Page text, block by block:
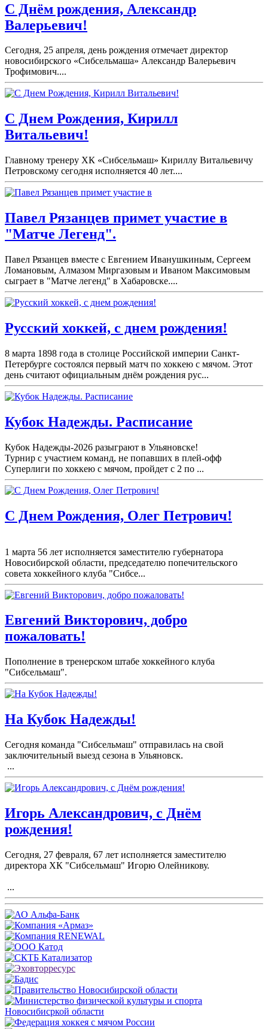
С Днём рождения, Александр
Валерьевич!
Сегодня, 25 апреля, день рождения отмечает директор
новосибирского «Сибсельмаша» Александр Валерьевич
Трофимович....
С Днем Рождения, Кирилл
Витальевич!
Главному тренеру ХК «Сибсельмаш» Кириллу Витальевичу
Петровскому сегодня исполняется 40 лет....
Павел Рязанцев примет участие в
"Матче Легенд".
Павел Рязанцев вместе с Евгением Иванушкиным, Сергеем
Ломановым, Алмазом Миргазовым и Иваном Максимовым
сыграет в "Матче легенд" в Хабаровске....
Русский хоккей, с днем рождения!
8 марта 1898 года в столице Российской империи Санкт-
Петербурге состоялся первый матч по хоккею с мячом. Этот
день считают официальным днём рождения рус...
Кубок Надежды. Расписание
Кубок Надежды-2026 разыграют в Ульяновске!
Турнир с участием команд, не попавших в плей-офф
Суперлиги по хоккею с мячом, пройдет с 2 по ...
С Днем Рождения, Олег Петрович!
1 марта 56 лет исполняется заместителю губернатора
Новосибирской области, председателю попечительского
совета хоккейного клуба "Сибсе...
Евгений Викторович, добро
пожаловать!
Пополнение в тренерском штабе хоккейного клуба
"Сибсельмаш".
На Кубок Надежды!
Сегодня команда "Сибсельмаш" отправилась на свой
заключительный выезд сезона в Ульяновск.
...
Игорь Александрович, с Днём
рождения!
Сегодня, 27 февраля, 67 лет исполняется заместителю
директора ХК "Сибсельмаш" Игорю Олейникову.
...